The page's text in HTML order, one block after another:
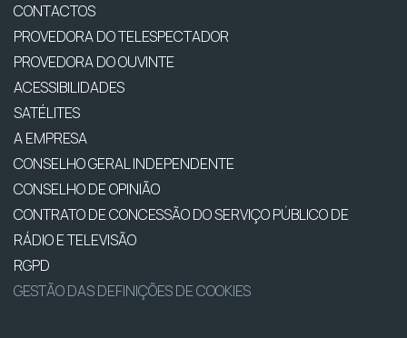
CONTACTOS
PROVEDORA DO TELESPECTADOR
PROVEDORA DO OUVINTE
ACESSIBILIDADES
SATÉLITES
A EMPRESA
CONSELHO GERAL INDEPENDENTE
CONSELHO DE OPINIÃO
CONTRATO DE CONCESSÃO DO SERVIÇO PÚBLICO DE
RÁDIO E TELEVISÃO
RGPD
GESTÃO DAS DEFINIÇÕES DE COOKIES